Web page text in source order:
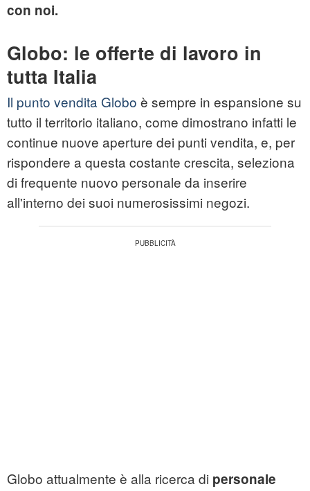
con noi.
Globo: le offerte di lavoro in
tutta Italia
Il punto vendita Globo è sempre in espansione su
tutto il territorio italiano, come dimostrano infatti le
continue nuove aperture dei punti vendita, e, per
rispondere a questa costante crescita, seleziona
di frequente nuovo personale da inserire
all'interno dei suoi numerosissimi negozi.
Globo attualmente è alla ricerca di personale